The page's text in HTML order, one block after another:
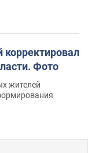
Фото
жителей